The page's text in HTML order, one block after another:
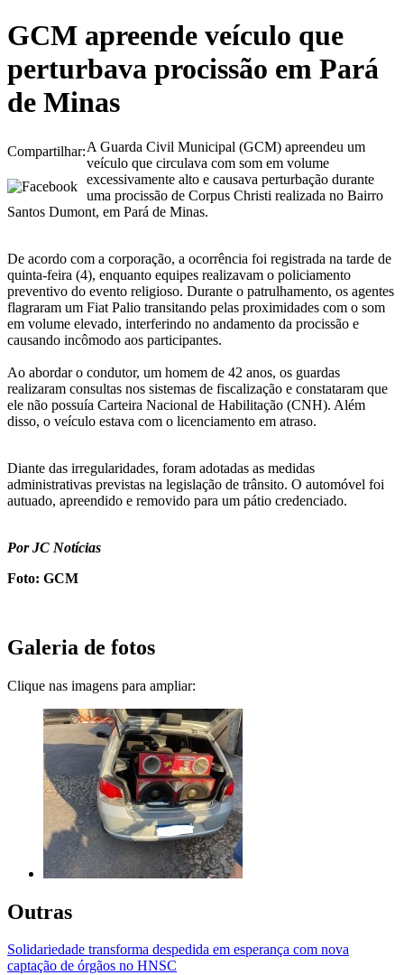
GCM apreende veículo que
perturbava procissão em Pará
de Minas
Compartilhar:A Guarda Civil Municipal (GCM) apreendeu um
veículo que circulava com som em volume
excessivamente alto e causava perturbação durante
uma procissão de Corpus Christi realizada no Bairro
Santos Dumont, em Pará de Minas.
De acordo com a corporação, a ocorrência foi registrada na tarde de
quinta-feira (4), enquanto equipes realizavam o policiamento
preventivo do evento religioso. Durante o patrulhamento, os agentes
flagraram um Fiat Palio transitando pelas proximidades com o som
em volume elevado, interferindo no andamento da procissão e
causando incômodo aos participantes.
Ao abordar o condutor, um homem de 42 anos, os guardas
realizaram consultas nos sistemas de fiscalização e constataram que
ele não possuía Carteira Nacional de Habilitação (CNH). Além
disso, o veículo estava com o licenciamento em atraso.
Diante das irregularidades, foram adotadas as medidas
administrativas previstas na legislação de trânsito. O automóvel foi
autuado, apreendido e removido para um pátio credenciado.
Por JC Notícias
Foto: GCM
Galeria de fotos
Clique nas imagens para ampliar:
Outras
Solidariedade transforma despedida em esperança com nova
captação de órgãos no HNSC